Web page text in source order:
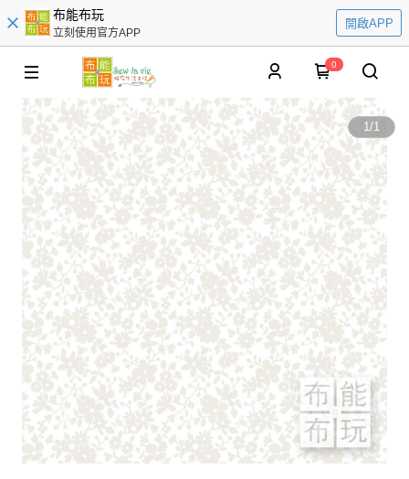
布能布玩
立刻使用官方APP
開啟APP
0
1/1